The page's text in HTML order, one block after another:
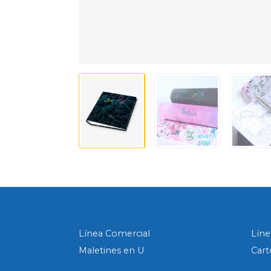
Línea Comercial
Maletines en U